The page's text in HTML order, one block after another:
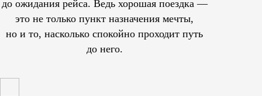
до ожидания рейса. Ведь хорошая поездка —
это не только пункт назначения мечты,
но и то, насколько спокойно проходит путь
до него.